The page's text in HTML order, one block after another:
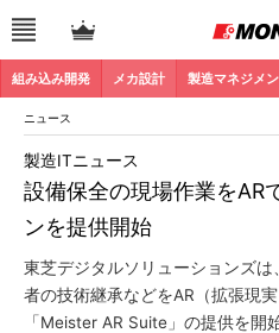
組み込み開発 メカ設計 製造マネジメ
ニュース
設備保全の現場作業をAR
ンを提供開始
製造ITニュース
東芝デジタルソリューションズ
者の技術継承などをAR（拡張現
「Meister AR Suite」の提供を開